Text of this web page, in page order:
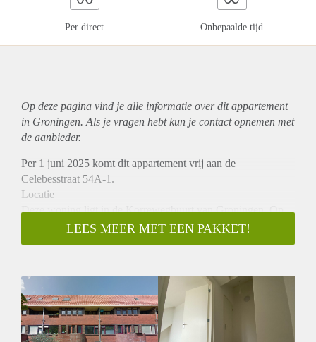
Per direct Onbepaalde tijd
Op deze pagina vind je alle informatie over ditappartement
in Groningen. Als je vragen hebt kun je contact opnemen met
de aanbieder.
Per 1 juni 2025 komt dit appartement vrij aan de
Celebesstraat 54A-1.
Locatie
Deze woning ligt in de Korrewegbuurt van Groningen. Op
loopafstand bevinden zich supermarkten, winkels, cafés en
restaurants. Daarnaast is het centrum binnen enkele minuten
Indeling
Het appartement bevindt zich op de eerste verdieping, heeft
een oppervlakte van circa 60 m² en is voorzien van een
A+++ label. De woonruimte bestaat uit een lichte
LEES MEER MET EEN PAKKET!